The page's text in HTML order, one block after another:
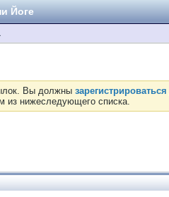
Йоге
Вы должны зарегистрироваться
из нижеследующего списка.